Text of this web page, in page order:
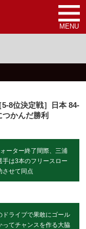
MENU
8位決定戦］日本 84-
かんだ勝利
ーター終了間際、三浦
手は3本のフリースロー
させて同点
ドライブで果敢にゴール
ってチャンスを作る大脇